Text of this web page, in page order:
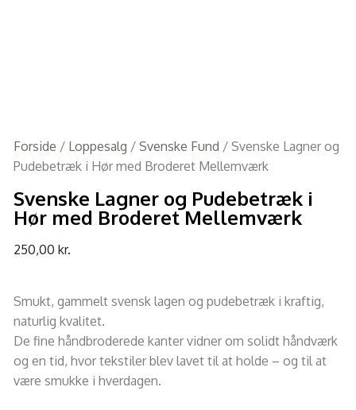
Forside / Loppesalg / Svenske Fund / Svenske Lagner og
Pudebetræk i Hør med Broderet Mellemværk
Svenske Lagner og Pudebetræk i
Hør med Broderet Mellemværk
250,00 kr.
Smukt, gammelt svensk lagen og pudebetræk i kraftig,
naturlig kvalitet.
De fine håndbroderede kanter vidner om solidt håndværk
og en tid, hvor tekstiler blev lavet til at holde – og til at
være smukke i hverdagen.